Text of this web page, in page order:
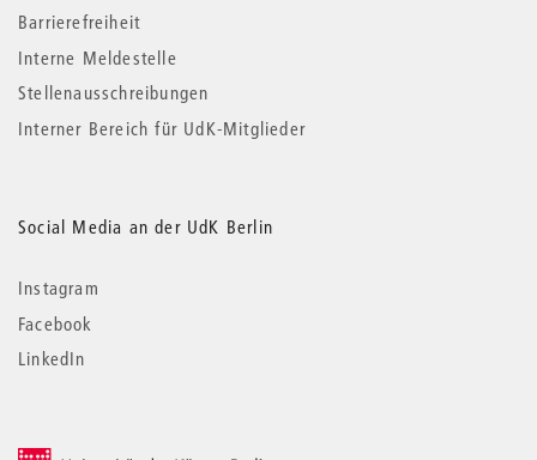
Barrierefreiheit
Interne Meldestelle
Stellenausschreibungen
Interner Bereich für UdK-Mitglieder
Social Media an der UdK Berlin
Instagram
Facebook
LinkedIn